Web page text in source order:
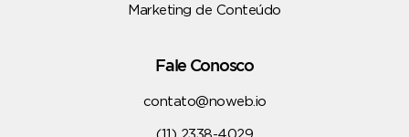
Marketing de Conteúdo
Fale Conosco
contato@noweb.io